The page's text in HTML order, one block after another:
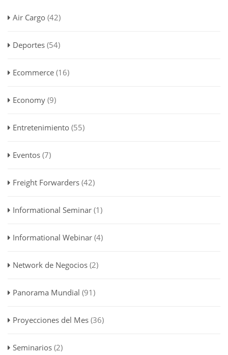
Air Cargo (42)
Deportes (54)
Ecommerce (16)
Economy (9)
Entretenimiento (55)
Eventos (7)
Freight Forwarders (42)
Informational Seminar (1)
Informational Webinar (4)
Network de Negocios (2)
Panorama Mundial (91)
Proyecciones del Mes (36)
Seminarios (2)